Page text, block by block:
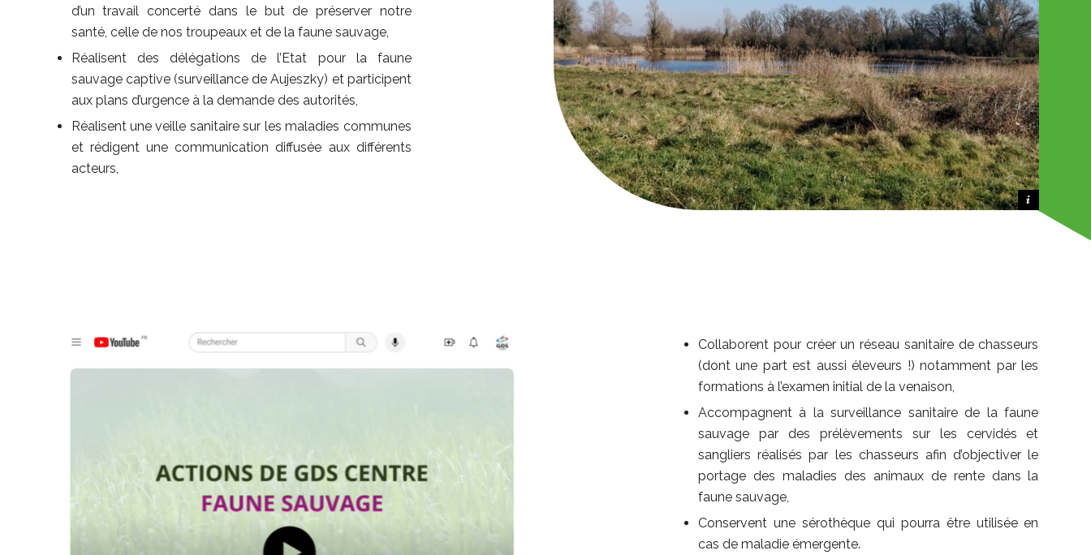
Crédit photo GDS CENTRE
d’un travail concerté dans le but de préserver notre
santé, celle de nos troupeaux et de la faune sauvage,
Réalisent des délégations de l’Etat pour la faune
sauvage captive (surveillance de Aujeszky) et participent
aux plans d’urgence à la demande des autorités,
Réalisent une veille sanitaire sur les maladies communes
et rédigent une communication diffusée aux différents
acteurs,
Collaborent pour créer un réseau sanitaire de chasseurs
(dont une part est aussi éleveurs !) notamment par les
formations à l’examen initial de la venaison,
Accompagnent à la surveillance sanitaire de la faune
sauvage par des prélèvements sur les cervidés et
sangliers réalisés par les chasseurs afin d’objectiver le
portage des maladies des animaux de rente dans la
faune sauvage,
Conservent une sérothèque qui pourra être utilisée en
cas de maladie émergente.